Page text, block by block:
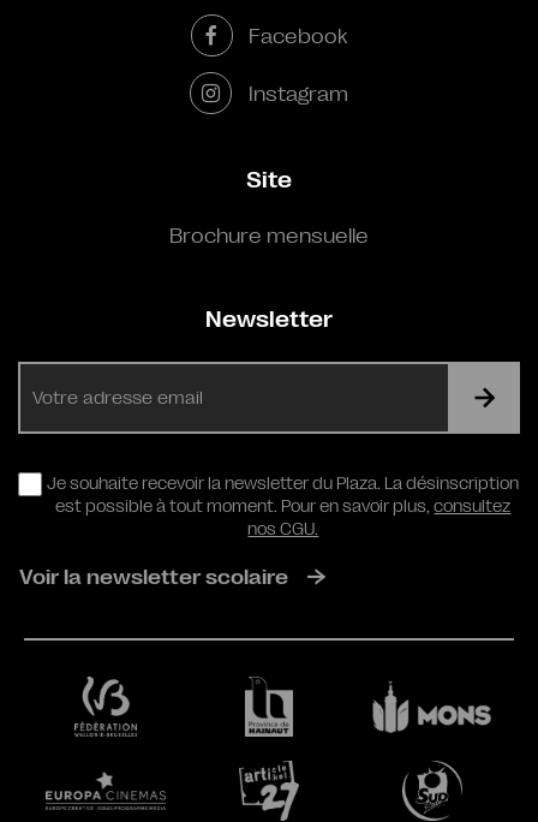
Facebook
Instagram
Site
Brochure mensuelle
Newsletter
RGPD
Je souhaite recevoir la newsletter du Plaza. La désinscription
est possible à tout moment. Pour en savoir plus,consultez
nos CGU.
Voir la newsletter scolaire